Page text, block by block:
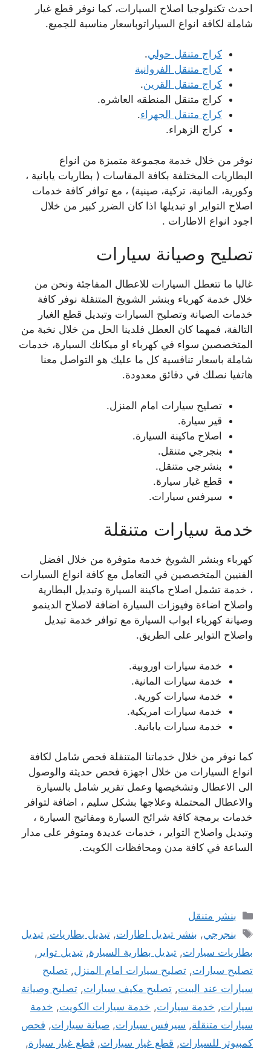
احدث تكنولوجيا اصلاح السيارات، كما نوفر قطع غيار
شاملة لكافة انواع السياراتوباسعار مناسبة للجميع.
كراج متنقل حولي.
كراج متنقل الفروانية
كراج متنقل القرين.
كراج متنقل المنطقه العاشره.
كراج متنقل الجهراء.
كراج الزهراء.
نوفر من خلال خدمة مجموعة متميزة من انواع
البطاريات المختلفة بكافة المقاسات ( بطاريات يابانية ،
وكورية، المانية، تركية، صينية) ، مع توافر كافة خدمات
اصلاح التواير او تبديلها اذا كان الضرر كبير من خلال
اجود انواع الاطارات .
تصليح وصيانة سيارات
غالبا ما تتعطل السيارات للاعطال المفاجئة ونحن من
خلال خدمة كهرباء وبنشر الشويخ المتنقلة نوفر كافة
خدمات الصيانة وتصليح السيارات وتبديل قطع الغيار
التالفة، فمهما كان العطل فلدينا الحل من خلال نخبة من
المتخصصين سواء في كهرباء او ميكانك السيارة، خدمات
شاملة باسعار تنافسية كل ما عليك هو التواصل معنا
هاتفيا نصلك في دقائق معدودة.
تصليح سيارات امام المنزل.
قير سيارة.
اصلاح ماكينة السيارة.
بنجرجي متنقل.
بنشرجي متنقل.
قطع غيار سيارة.
سيرفس سيارات.
خدمة سيارات متنقلة
كهرباء وبنشر الشويخ خدمة متوفرة من خلال افضل
الفنيين المتخصصين في التعامل مع كافة انواع السيارات
، خدمة تشمل اصلاح ماكينة السيارة وتبديل البطارية
واصلاح اضاءة وفيوزات السيارة اضافة لاصلاح الدينمو
وصيانة كهرباء ابواب السيارة مع توافر خدمة تبديل
واصلاح التواير على الطريق.
خدمة سيارات اوروبية.
خدمة سيارات المانية.
خدمة سيارات كورية.
خدمة سيارات امريكية.
خدمة سيارات يابانية.
كما نوفر من خلال خدماتنا المتنقلة فحص شامل لكافة
انواع السيارات من خلال اجهزة فحص حديثة والوصول
الى الاعطال وتشخيصها وعمل تقرير شامل بالسيارة
والاعطال المحتملة وعلاجها بشكل سليم ، اضافة لتوافر
خدمات برمجة كافة شرائح السيارة ومفاتيح السيارة ،
وتبديل واصلاح التواير ، خدمات عديدة ومتوفر على مدار
الساعة في كافة مدن ومحافظات الكويت.
التصنيفات
بنشر متنقل
الوسوم
بنجرجي, بنشر تبديل اطارات,تبديل بطاريات,تبديل
بطاريات سيارات, تبديل بطارية السيارة, تبديل تواير ,
تصليح سيارات, تصليح سيارات امام المنزل, تصليح
سيارات عند البيت, تصليح مكيف سيارات, تصليح وصيانة
سيارات, خدمة سيارات, خدمة سيارات الكويت, خدمة
سيارات متنقلة, سيرفس سيارات, صيانة سيارات, فحص
كمبيوتر للسيارات, قطع غيار سيارات, قطع غيار سيارة,